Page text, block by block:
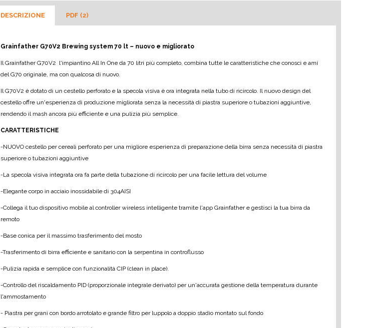
DESCRIZIONE PDF (2)
Grainfather G70V2 Brewing system 70 lt – nuovo e migliorato
Il Grainfather G70V2 l'impiantino All In One da 70 litri più completo, combina tutte le caratteristiche che conosci e ami
del G70 originale, ma con qualcosa di nuovo.
Il G70V2 è dotato di un cestello perforato e la specola visiva è ora integrata nella tubo di ricircolo. Il nuovo design del
cestello offre un'esperienza di produzione migliorata senza la necessità di piastra superiore o tubazioni aggiuntive,
rendendo il mash ancora più efficiente e una pulizia più semplice.
CARATTERISTICHE
-NUOVO cestello per cereali perforato per una migliore esperienza di preparazione della birra senza necessità di piastra
superiore o tubazioni aggiuntive
-La specola visiva integrata ora fa parte della tubazione di ricircolo per una facile lettura del volume
-Elegante corpo in acciaio inossidabile di 304AISI
-Collega il tuo dispositivo mobile al controller wireless intelligente tramite l'app Grainfather e gestisci la tua birra da
remoto
-Base conica per il massimo trasferimento del mosto
-Trasferimento di birra efficiente e sanitario con la serpentina in controflusso
-Pulizia rapida e semplice con funzionalità CIP (clean in place).
-Controllo del riscaldamento PID (proporzionale integrale derivato) per un'accurata gestione della temperatura durante
l'ammostamento
- Piastra per grani con bordo arrotolato e grande filtro per luppolo a doppio stadio montato sul fondo